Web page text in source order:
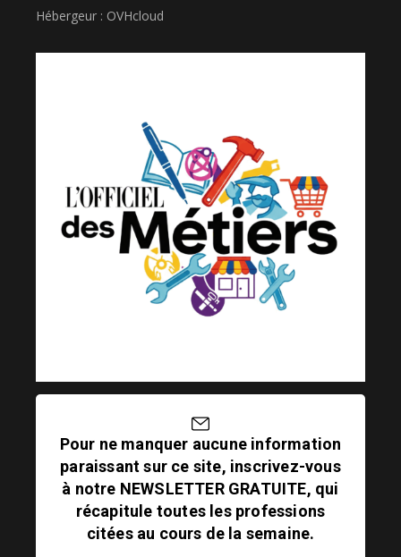
Hébergeur : OVHcloud
Pour ne manquer aucune information
paraissant sur ce site, inscrivez-vous
à notre NEWSLETTER GRATUITE, qui
récapitule toutes les professions
citées au cours de la semaine.